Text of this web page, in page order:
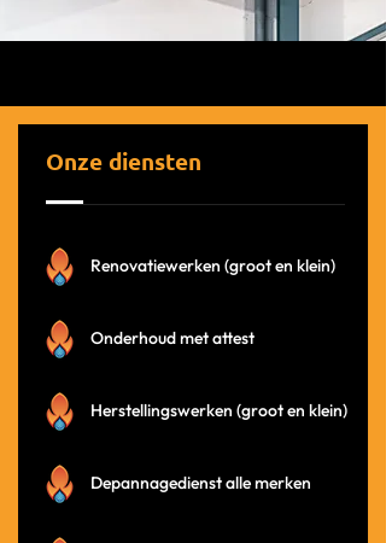
Onze diensten
Renovatiewerken (groot en klein)
Onderhoud met attest
Herstellingswerken (groot en klein)
Depannagedienst alle merken